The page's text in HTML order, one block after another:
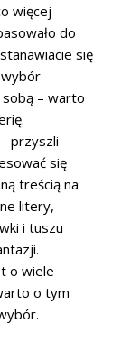
więcej
do
się
sobą – warto
– przyszli
się
treścią na
litery,
i tuszu
o wiele
o tym